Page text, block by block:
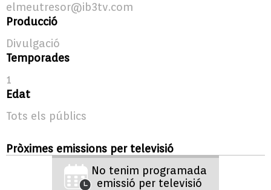
elmeutresor@ib3tv.com
Producció
Divulgació
Temporades
1
Edat
Tots els públics
Pròximes emissions per televisió
No tenim programada
emissió per televisió